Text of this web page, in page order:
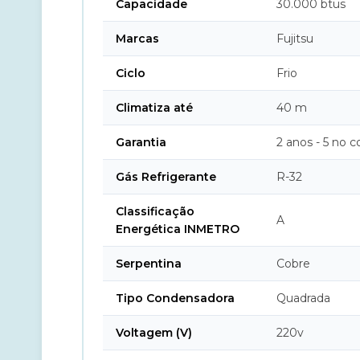
Capacidade 30.000 btus
Marcas Fujitsu
Ciclo Frio
Climatiza até 40 m
Garantia 2 anos - 5 no
Gás Refrigerante R-32
Classificação
Energética INMETRO
A
Serpentina Cobre
Tipo Condensadora Quadrada
Voltagem (V) 220v